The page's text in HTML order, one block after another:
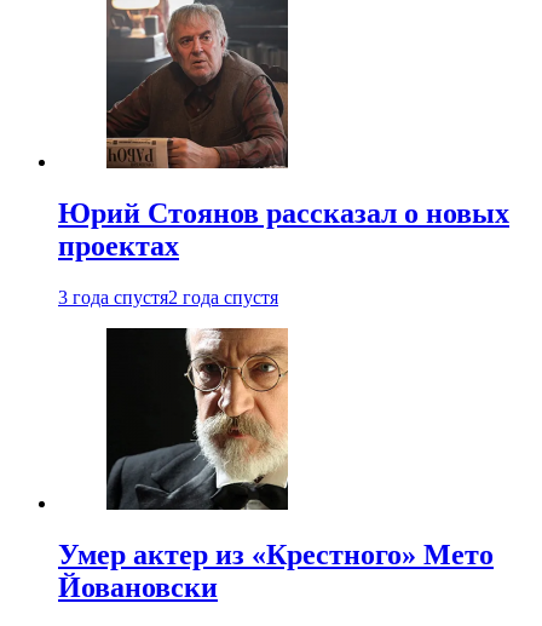
Юрий Стоянов рассказал о новых
проектах
3 года спустя2 года спустя
Умер актер из «Крестного» Мето
Йовановски